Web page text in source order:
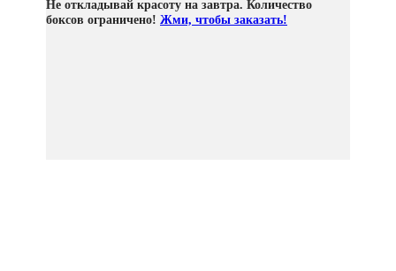
Не откладывай красоту на завтра. Количество
боксов ограничено! Жми, чтобы заказать!